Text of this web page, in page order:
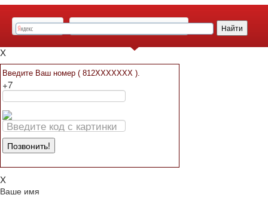
Контакты Заявка на осмотр объекта
Заявка на расчет
X
Введите Ваш номер ( 812XXXXXXX ).
+7
X
Ваше имя